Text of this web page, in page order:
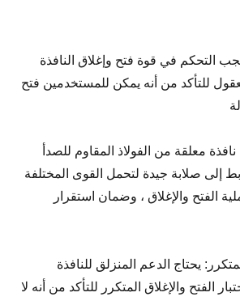
التحكم في قوة فتح وإغلاق النافذة
للتأكد من أنه يمكن للمستخدمين فتح
معلقة من الفولاذ المقاوم للصدأ
إلى صلابة جيدة لتحمل القوى المختلفة
الفتح والإغلاق ، وضمان استقرار
يحتاج الدعم المنزلق للنافذة
الفتح والإغلاق المتكرر للتأكد من أنه لا